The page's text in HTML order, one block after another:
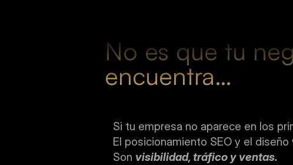
No es que tu
encuentra…
Si tu empresa no aparece en los
El posicionamiento SEO y el
Son visibilidad, tráfico y ventas.